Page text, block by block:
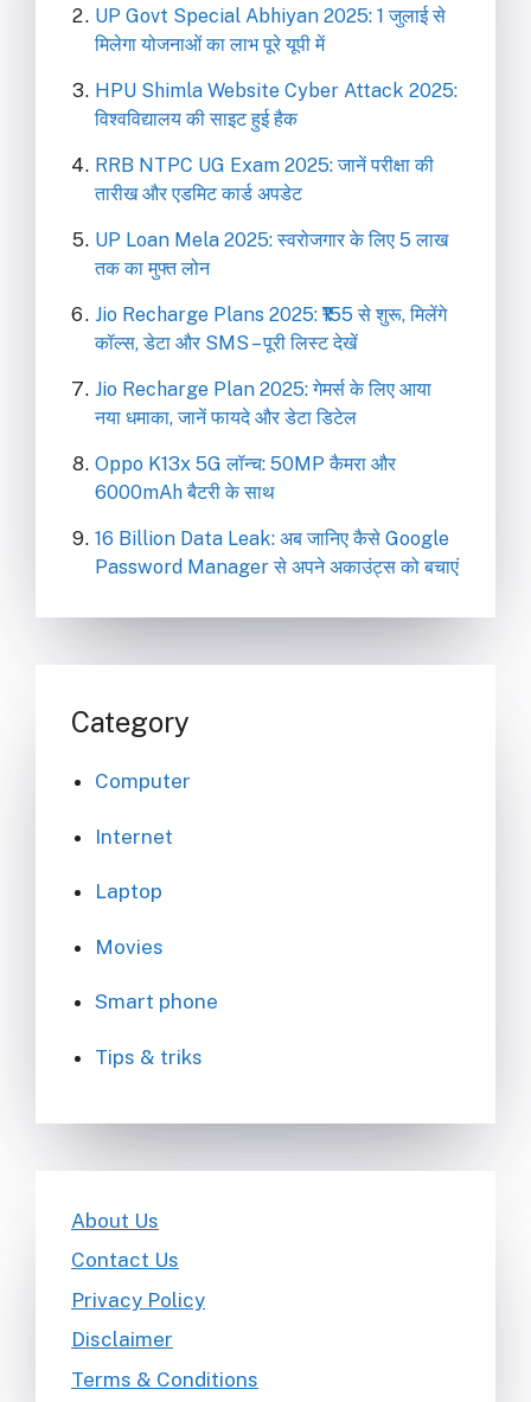
UP Govt Special Abhiyan 2025: 1 जुलाई से
मिलेगा योजनाओं का लाभ पूरे यूपी में
HPU Shimla Website Cyber Attack 2025:
विश्वविद्यालय की साइट हुई हैक
RRB NTPC UG Exam 2025: जानें परीक्षा की
तारीख और एडमिट कार्ड अपडेट
UP Loan Mela 2025: स्वरोजगार के लिए 5 लाख
तक का मुफ्त लोन
Jio Recharge Plans 2025: ₹155 से शुरू, मिलेंगे
कॉल्स, डेटा और SMS – पूरी लिस्ट देखें
Jio Recharge Plan 2025: गेमर्स के लिए आया
नया धमाका, जानें फायदे और डेटा डिटेल
Oppo K13x 5G लॉन्च: 50MP कैमरा और
6000mAh बैटरी के साथ
16 Billion Data Leak: अब जानिए कैसे Google
Password Manager से अपने अकाउंट्स को बचाएं
Category
Computer
Internet
Laptop
Movies
Smart phone
Tips & triks
About Us
Contact Us
Privacy Policy
Disclaimer
Terms & Conditions